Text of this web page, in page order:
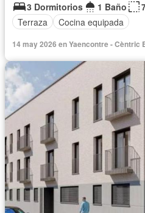
3 Dormitorios
1 Baño
Terraza
Cocina equipada
14 may 2026 en Yaencontre - Cèntric